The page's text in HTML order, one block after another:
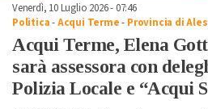
Venerdì, 10 Luglio 2026 - 07:46
Politica-Acqui Terme- Provincia di
Acqui Terme, Elena
sarà assessora con
Polizia Locale e “Acqui